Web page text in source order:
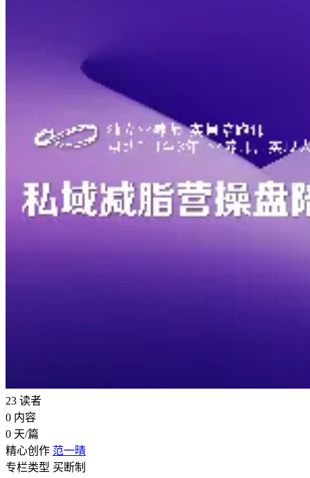
23 读者
0 内容
0 天/篇
精心创作 范一晴
专栏类型 买断制